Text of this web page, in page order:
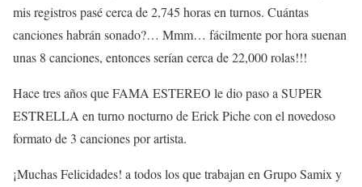
mis registros pasé cerca de 2,745 horas en turnos. Cuántas
canciones habrán sonado?… Mmm… fácilmente por hora suenan
unas 8 canciones, entonces serían cerca de 22,000 rolas!!!
Hace tres años que FAMA ESTEREO le dio paso a SUPER
ESTRELLA en turno nocturno de Erick Piche con el novedoso
formato de 3 canciones por artista.
¡Muchas Felicidades! a todos los que trabajan en Grupo Samix y